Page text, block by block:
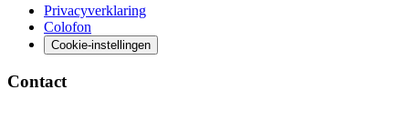
Privacyverklaring
Colofon
Cookie-instellingen
Contact